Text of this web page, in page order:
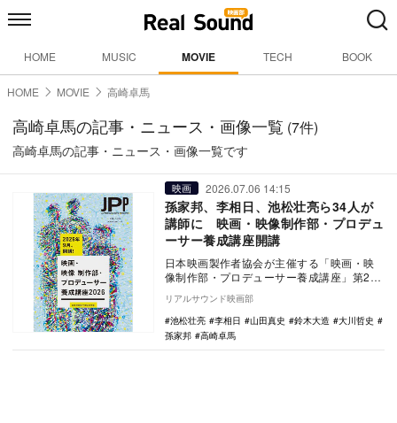
HOME MUSIC MOVIE TECH BOOK
HOME MOVIE 高崎卓馬
高崎卓馬の記事・ニュース・画像一覧 (7件)
高崎卓馬の記事・ニュース・画像一覧です
映画 2026.07.06 14:15
孫家邦、李相日、池松壮亮ら34人が
講師に 映画・映像制作部・プロデュ
ーサー養成講座開講
日本映画製作者協会が主催する「映画・映
像制作部・プロデューサー養成講座」第2回
の募集が7月17日まで行われている。 本
講座は…
リアルサウンド映画部
池松壮亮
李相日 山田真史 鈴木大造
大川哲史
孫家邦
高崎卓馬